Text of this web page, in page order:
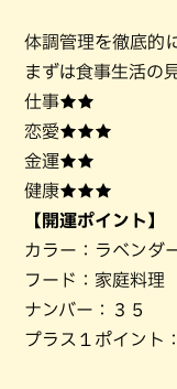
体調管理を徹底的
まずは食事生活の
仕事★★
恋愛★★★
金運★★
健康★★★
【開運ポイント】
カラー：ラベンダ
フード：家庭料理
ナンバー：３５
プラス１ポイント